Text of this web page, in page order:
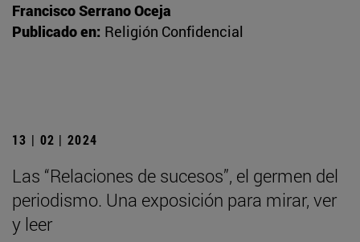
Francisco Serrano Oceja
Publicado en: Religión Confidencial
13 | 02 | 2024
Las “Relaciones de sucesos”, el germen del
periodismo. Una exposición para mirar, ver
y leer